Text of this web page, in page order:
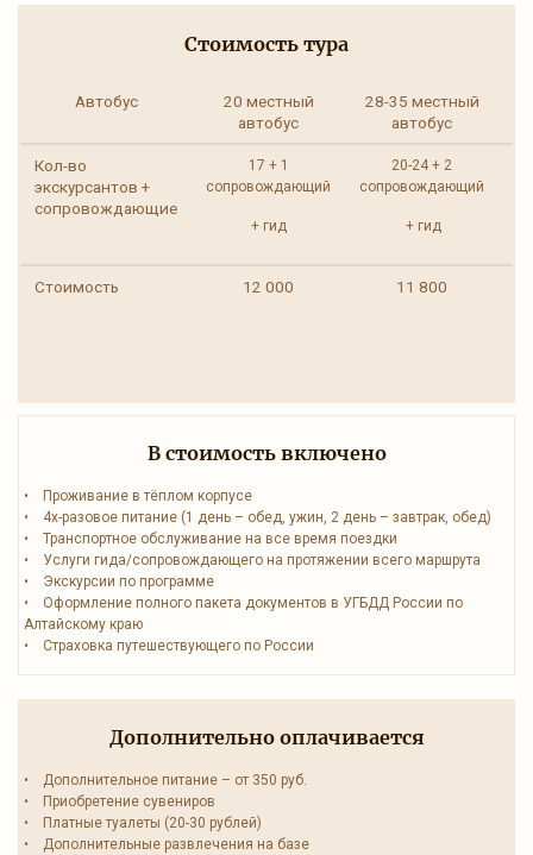
Стоимость тура
Автобус
20 местный
автобус
28-35 местный
автобус
Кол-во
экскурсантов +
сопровождающие
17 + 1
сопровождающий
+ гид
20-24 + 2
сопровождающий
+ гид
Стоимость 12 000 11 800
В стоимость включено
• Проживание в тёплом корпусе
• 4х-разовое питание (1 день – обед, ужин, 2 день – завтрак, обед)
• Транспортное обслуживание на все время поездки
• Услуги гида/сопровождающего на протяжении всего маршрута
• Экскурсии по программе
• Оформление полного пакета документов в УГБДД России по
Алтайскому краю
• Страховка путешествующего по России
Дополнительно оплачивается
• Дополнительное питание – от 350 руб.
• Приобретение сувениров
• Платные туалеты (20-30 рублей)
• Дополнительные развлечения на базе